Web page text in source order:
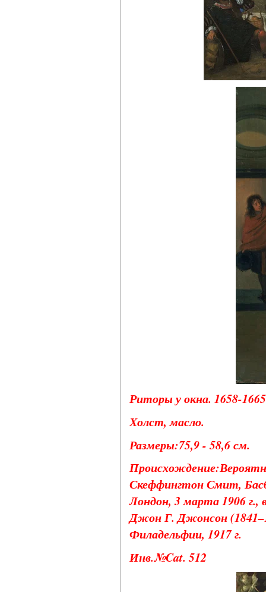
Риторы у окна. 1658-1665
Холст, масло.
Размеры:75,9 - 58,6 см.
Скеффингтон Смит,
Лондон, 3 марта 1906 г.,
Джон Г. Джонсон
Филадельфии, 1917 г.
Инв.№Cat. 512